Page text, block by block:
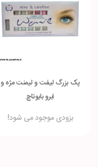
پک بزرگ لیفت و لیمنت مژه و
ابرو بایوتاچ
بزودی موجود می شود!